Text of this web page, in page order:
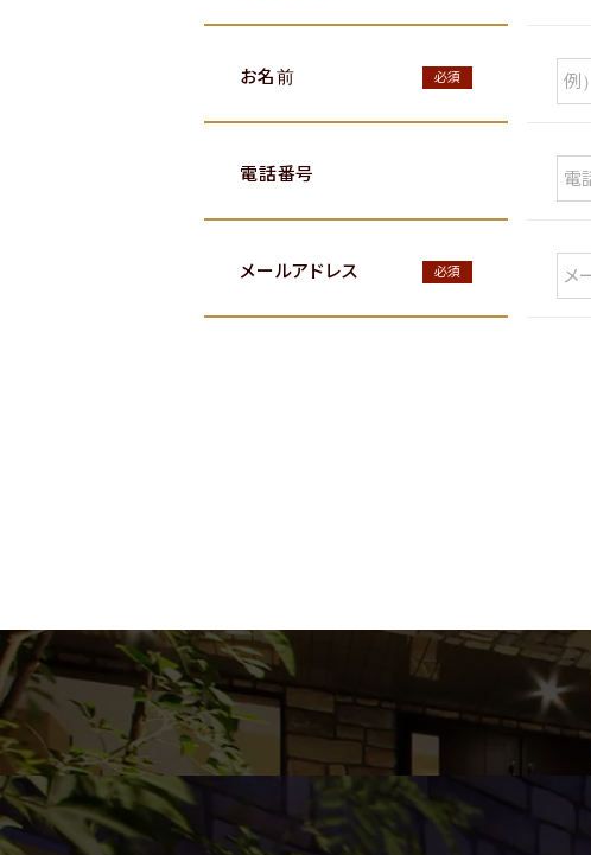
必須
お名前
電話番号
必須
メールアドレス